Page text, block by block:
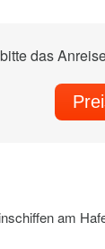
das
am